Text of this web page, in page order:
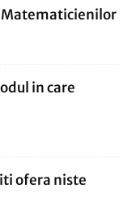
Matematicienilor
in care
ofera niste